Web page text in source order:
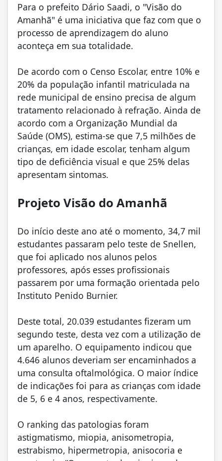
Para o prefeito Dário Saadi, o "Visão do
Amanhã" é uma iniciativa que faz com que o
processo de aprendizagem do aluno
aconteça em sua totalidade.
De acordo com o Censo Escolar, entre 10% e
20% da população infantil matriculada na
rede municipal de ensino precisa de algum
tratamento relacionado à refração. Ainda de
acordo com a Organização Mundial da
Saúde (OMS), estima-se que 7,5 milhões de
crianças, em idade escolar, tenham algum
tipo de deficiência visual e que 25% delas
apresentam sintomas.
Projeto Visão do Amanhã
Do início deste ano até o momento, 34,7 mil
estudantes passaram pelo teste de Snellen,
que foi aplicado nos alunos pelos
professores, após esses profissionais
passarem por uma formação orientada pelo
Instituto Penido Burnier.
Deste total, 20.039 estudantes fizeram um
segundo teste, desta vez com a utilização de
um aparelho. O equipamento indicou que
4.646 alunos deveriam ser encaminhados a
uma consulta oftalmológica. O maior índice
de indicações foi para as crianças com idade
de 5, 6 e 4 anos, respectivamente.
O ranking das patologias foram
astigmatismo, miopia, anisometropia,
estrabismo, hipermetropia, anisocoria e